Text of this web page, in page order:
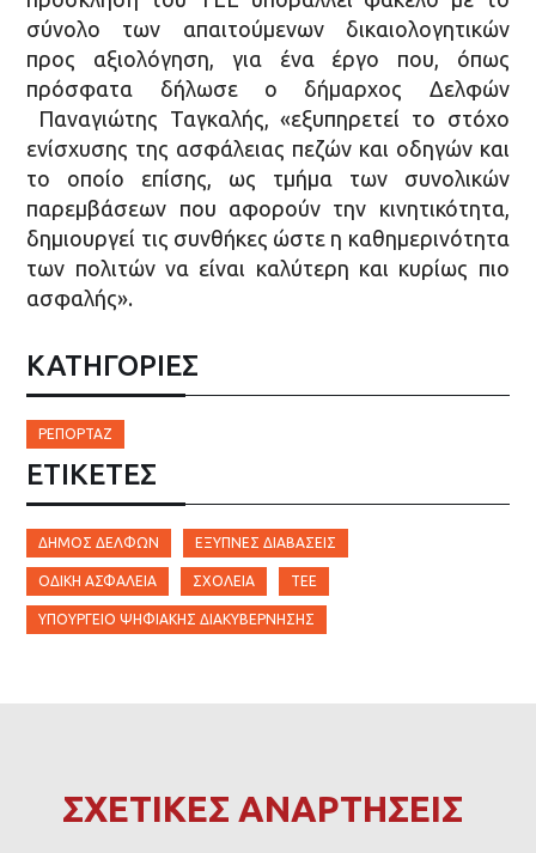
σύνολο των απαιτούμενων δικαιολογητικών
προς αξιολόγηση, για ένα έργο που, όπως
πρόσφατα δήλωσε ο δήμαρχος Δελφών
Παναγιώτης Ταγκαλής, «εξυπηρετεί το στόχο
ενίσχυσης της ασφάλειας πεζών και οδηγών και
το οποίο επίσης, ως τμήμα των συνολικών
παρεμβάσεων που αφορούν την κινητικότητα,
δημιουργεί τις συνθήκες ώστε η καθημερινότητα
των πολιτών να είναι καλύτερη και κυρίως πιο
ασφαλής».
ΚΑΤΗΓΟΡΙΕΣ
ΡΕΠΟΡΤΆΖ
ΕΤΙΚΈΤΕΣ
ΔΉΜΟΣ ΔΕΛΦΏΝ ΈΞΥΠΝΕΣ ΔΙΑΒΆΣΕΙΣ
ΟΔΙΚΉ ΑΣΦΆΛΕΙΑ ΣΧΟΛΕΊΑ ΤΕΕ
ΥΠΟΥΡΓΕΊΟ ΨΗΦΙΑΚΉΣ ΔΙΑΚΥΒΈΡΝΗΣΗΣ
ΣΧΕΤΙΚΕΣ ΑΝΑΡΤΗΣΕΙΣ